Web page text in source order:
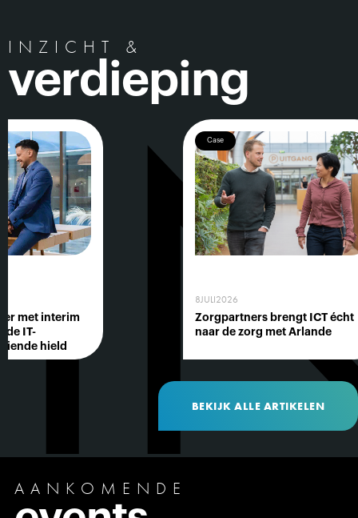
INZICHT &
verdieping
met interim
de IT-
hield
Case
8JULI2026
Zorgpartners brengt ICT écht
naar de zorg met Arlande
BEKIJK ALLE ARTIKELEN
AANKOMENDE